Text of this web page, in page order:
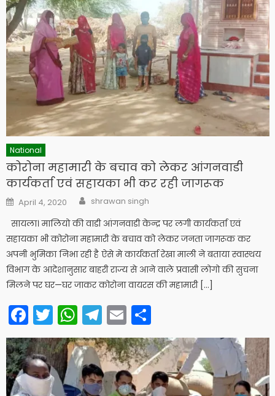
National
कोरोना महामारी के बचाव को लेकर आंगनवाडी
कार्यकर्ता एवं सहायका भी कर रही जागरूक
Posted
on
April 4, 2020 Author
shrawan singh
सायला। मालियो की वा​डी आंगनवाडी केन्द्र पर लगी कार्यकर्ता एवं
सहायका भी कोरोना महामारी के बचाव को लेकर जनता जागरूक कर
अपनी भुमिका निभा रही है ऐसे मे कार्यकर्ता रेखा माली ने बताया स्वास्थय
विभाग के आदेशानुसार बाहरी राज्य से आने वाले प्रवासी लोगो की सुचना
मिलने पर घर—घर जाकर कोरोना वायरस की महामारी […]
Facebook
Twitter
WhatsApp
Telegram
Email